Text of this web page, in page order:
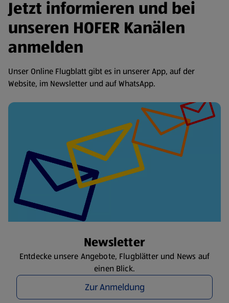
Jetzt informieren und bei
unseren HOFER Kanälen
anmelden
Unser Online Flugblatt gibt es in unserer App, auf der
Website, im Newsletter und auf WhatsApp.
Newsletter
Entdecke unsere Angebote, Flugblätter und News auf
einen Blick.
Zur Anmeldung